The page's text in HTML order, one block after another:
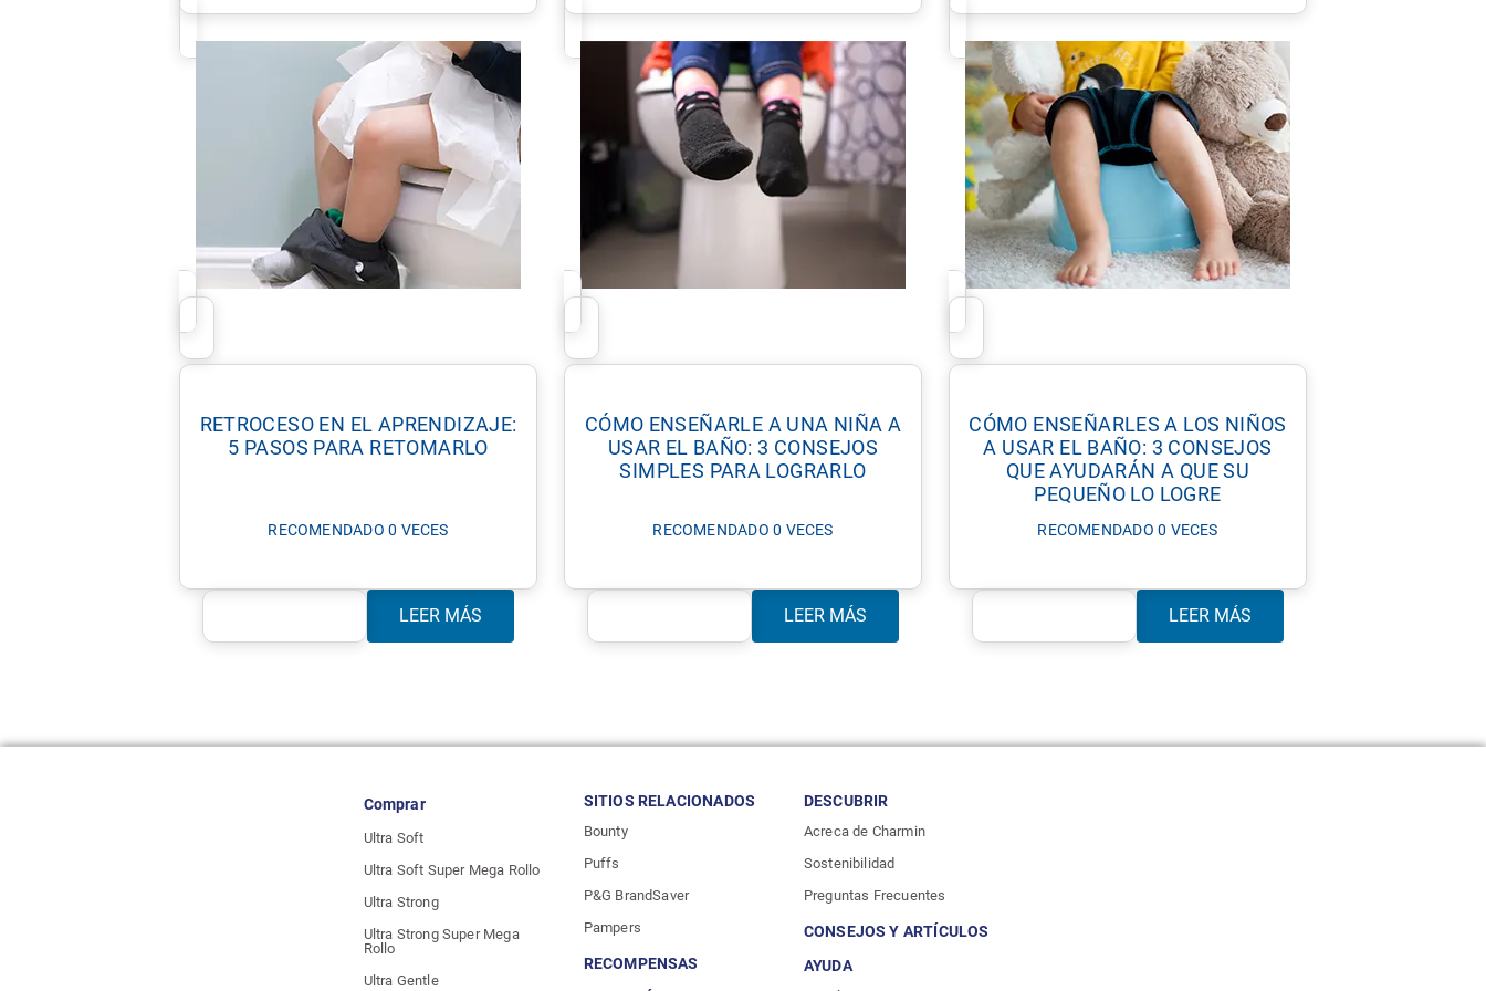
RETROCESO EN EL APRENDIZAJE:
5 PASOS PARA RETOMARLO
RECOMENDADO 0 VECES
LEER MÁS
CÓMO ENSEÑARLE A UNA NIÑA A
USAR EL BAÑO: 3 CONSEJOS
SIMPLES PARA LOGRARLO
RECOMENDADO 0 VECES
LEER MÁS
CÓMO ENSEÑARLES A LOS NIÑOS
A USAR EL BAÑO: 3 CONSEJOS
QUE AYUDARÁN A QUE SU
PEQUEÑO LO LOGRE
RECOMENDADO 0 VECES
LEER MÁS
Comprar
Ultra Soft
Ultra Soft Super Mega Rollo
Ultra Strong
Ultra Strong Super Mega
Rollo
Ultra Gentle
SITIOS RELACIONADOS
Bounty
Puffs
P&G BrandSaver
Pampers
RECOMPENSAS
DESCUBRIR
Acreca de Charmin
Sostenibilidad
Preguntas Frecuentes
CONSEJOS Y ARTÍCULOS
AYUDA